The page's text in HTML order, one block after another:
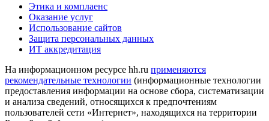
Этика и комплаенс
Оказание услуг
Использование сайтов
Защита персональных данных
ИТ аккредитация
На информационном ресурсе hh.ru применяются
рекомендательные технологии (информационные технологии
предоставления информации на основе сбора, систематизации
и анализа сведений, относящихся к предпочтениям
пользователей сети «Интернет», находящихся на территории